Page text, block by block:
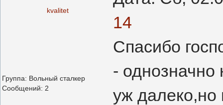
kvalitet
14
Группа: Вольный сталкер
Сообщений: 2
Спасибо
- однозначно
уж далеко,но